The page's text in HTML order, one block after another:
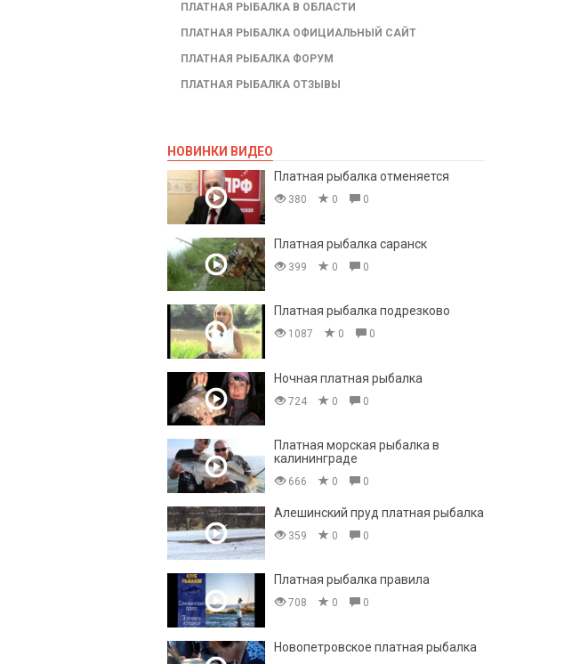
ПЛАТНАЯ РЫБАЛКА В ОБЛАСТИ
ПЛАТНАЯ РЫБАЛКА ОФИЦИАЛЬНЫЙ САЙТ
ПЛАТНАЯ РЫБАЛКА ФОРУМ
ПЛАТНАЯ РЫБАЛКА ОТЗЫВЫ
НОВИНКИ ВИДЕО
Платная рыбалка отменяется
380 0 0
Платная рыбалка саранск
399 0 0
Платная рыбалка подрезково
1087 0 0
Ночная платная рыбалка
724 0 0
Платная морская рыбалка в
калининграде
666 0 0
Алешинский пруд платная рыбалка
359 0 0
Платная рыбалка правила
708 0 0
Новопетровское платная рыбалка